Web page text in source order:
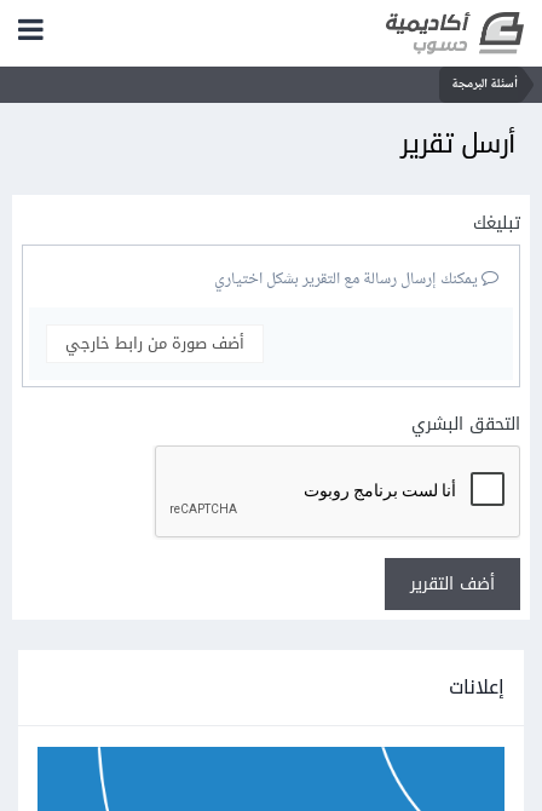
أسئلة البرمجة
أرسل تقرير
تبليغك
يمكنك إرسال رسالة مع التقرير بشكل اختياري
أضف صورة من رابط خارجي
التحقق البشري
أضف التقرير
إعلانات